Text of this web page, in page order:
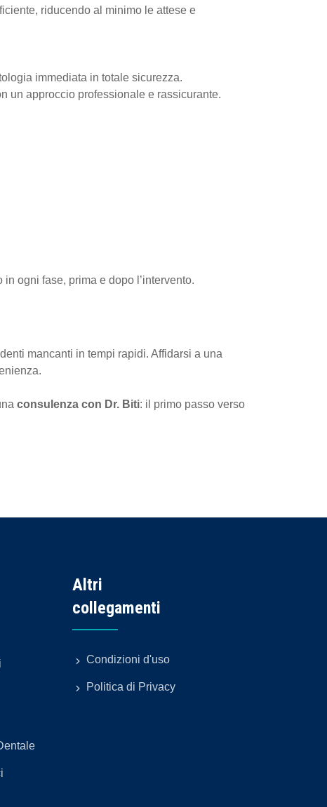
riducendo al minimo le attese e
immediata in totale sicurezza.
un approccio professionale e rassicurante.
ogni fase, prima e dopo l’intervento.
mancanti in tempi rapidi. Affidarsi a una
consulenza con Dr. Biti: il primo passo verso
Altri
collegamenti
Condizioni d'uso
Politica di Privacy